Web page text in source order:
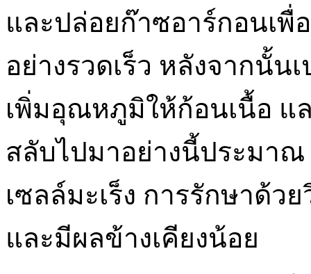
และปล่อยก๊าซอาร์กอนเ
อย่างรวดเร็ว หลังจากนั้น
เพิ่มอุณหภูมิให้ก้อนเนื้อ แ
สลับไปมาอย่างนี้ประมาณ
เซลล์มะเร็ง การรักษาด้ว
และมีผลข้างเคียงน้อย